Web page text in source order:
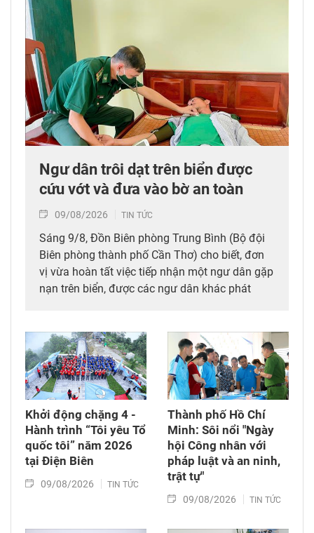
Ngư dân trôi dạt trên biển được
cứu vớt và đưa vào bờ an toàn
09/08/2026 TIN TỨC
Sáng 9/8, Đồn Biên phòng Trung Bình (Bộ đội
Biên phòng thành phố Cần Thơ) cho biết, đơn
vị vừa hoàn tất việc tiếp nhận một ngư dân gặp
nạn trên biển, được các ngư dân khác phát
Khởi động chặng 4 -
Hành trình “Tôi yêu Tổ
quốc tôi” năm 2026
tại Điện Biên
09/08/2026 TIN TỨC
Thành phố Hồ Chí
Minh: Sôi nổi "Ngày
hội Công nhân với
pháp luật và an ninh,
trật tự"
09/08/2026 TIN TỨC